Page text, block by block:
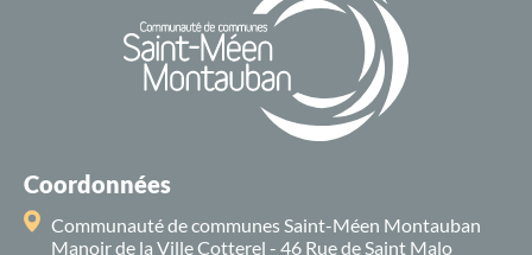
Coordonnées
Communauté de communes Saint-Méen Montauban
Manoir de la Ville Cotterel - 46 Rue de Saint Malo